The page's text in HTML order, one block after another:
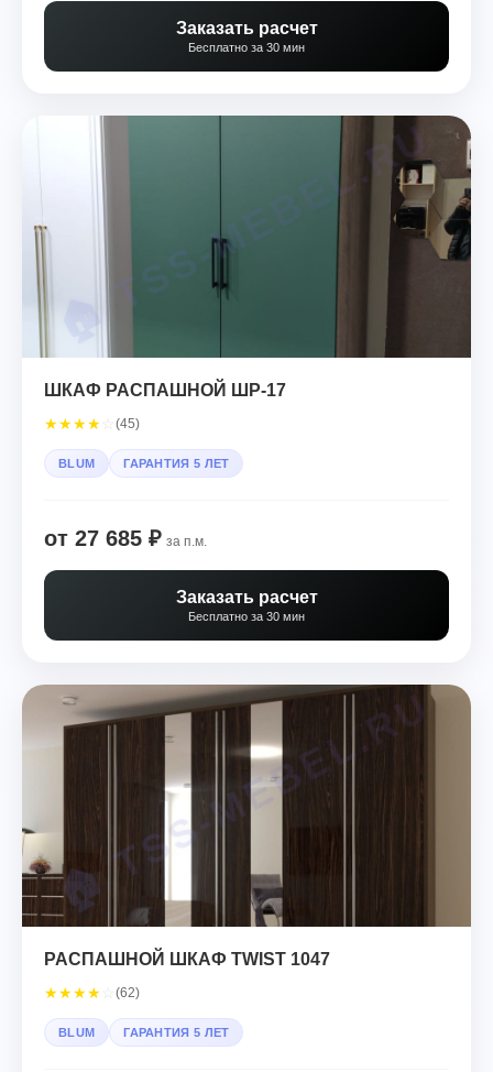
Заказать расчет
Бесплатно за 30 мин
ШКАФ РАСПАШНОЙ ШР-17
★★★★ (45)
BLUM ГАРАНТИЯ 5 ЛЕТ
от 27 685 ₽ за п.м.
Заказать расчет
Бесплатно за 30 мин
РАСПАШНОЙ ШКАФ TWIST 1047
★★★★ (62)
BLUM ГАРАНТИЯ 5 ЛЕТ